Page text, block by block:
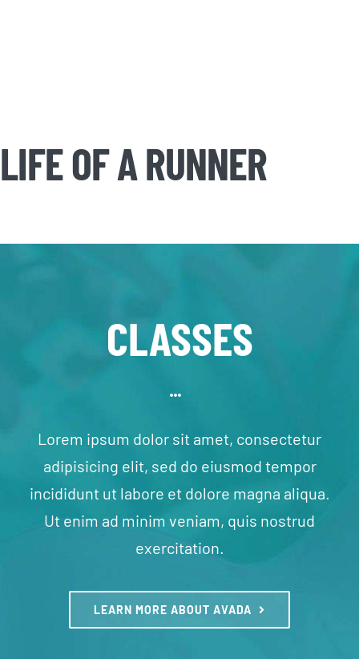
LIFE OF A RUNNER
CLASSES
Lorem ipsum dolor sit amet, consectetur
adipisicing elit, sed do eiusmod tempor
incididunt ut labore et dolore magna aliqua.
Ut enim ad minim veniam, quis nostrud
exercitation.
LEARN MORE ABOUT AVADA